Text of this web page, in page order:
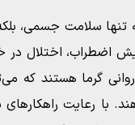
تنها سلامت جسمی،
اضطراب، اختلال
گرما هستند که
با رعایت